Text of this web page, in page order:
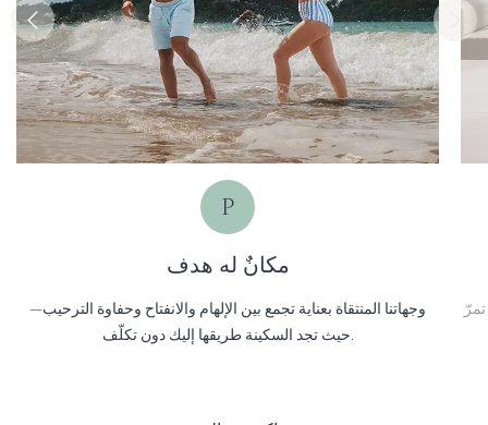
P
مكانٌ له هدف
وجهاتنا المنتقاة بعناية تجمع بين الإلهام والانفتاح وحفاوة الترحيب—
حيث تجد السكينة طريقها إليك دون تكلّف.